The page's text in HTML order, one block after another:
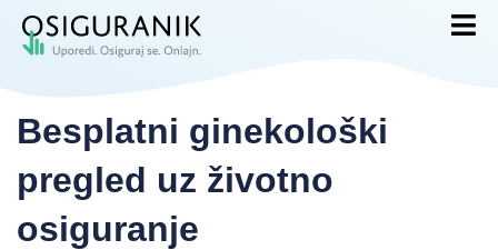
Besplatni ginekološki
pregled uz životno
osiguranje